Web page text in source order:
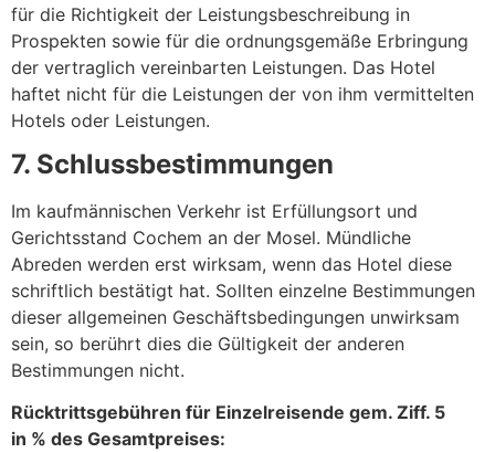
für die Richtigkeit der Leistungsbeschreibung in
Prospekten sowie für die ordnungsgemäße Erbringung
der vertraglich vereinbarten Leistungen. Das Hotel
haftet nicht für die Leistungen der von ihm vermittelten
Hotels oder Leistungen.
7. Schlussbestimmungen
Im kaufmännischen Verkehr ist Erfüllungsort und
Gerichtsstand Cochem an der Mosel. Mündliche
Abreden werden erst wirksam, wenn das Hotel diese
schriftlich bestätigt hat. Sollten einzelne Bestimmungen
dieser allgemeinen Geschäftsbedingungen unwirksam
sein, so berührt dies die Gültigkeit der anderen
Bestimmungen nicht.
Rücktrittsgebühren für Einzelreisende gem. Ziff. 5
in % des Gesamtpreises: